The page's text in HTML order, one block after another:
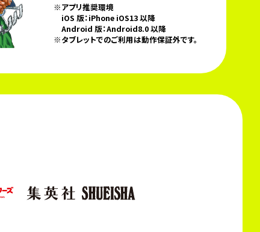
※アプリ推奨環境
iOS 版：iPhone iOS13 以降
Android 版：Android8.0 以降
※タブレットでのご利用は動作保証外です。